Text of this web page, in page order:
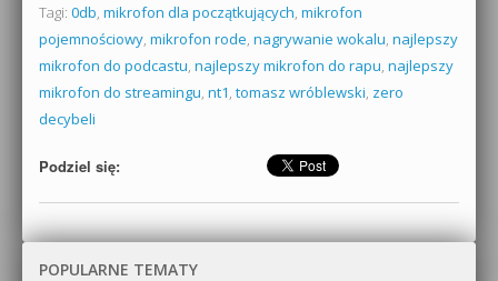
Tagi: 0db, mikrofon dla początkujących, mikrofon
pojemnościowy, mikrofon rode, nagrywanie wokalu, najlepszy
mikrofon do podcastu, najlepszy mikrofon do rapu, najlepszy
mikrofon do streamingu, nt1, tomasz wróblewski, zero
decybeli
Podziel się:
POPULARNE TEMATY